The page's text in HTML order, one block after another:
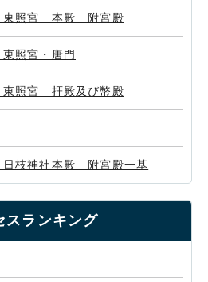
東照宮 本殿 附宮殿
照宮・唐門
照宮 拝殿及び幣殿
枝神社本殿 附宮殿一基
スランキング